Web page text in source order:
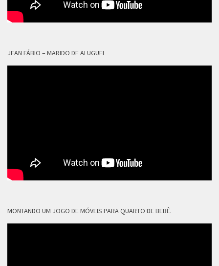
JEAN FÁBIO – MARIDO DE ALUGUEL
MONTANDO UM JOGO DE MÓVEIS PARA QUARTO DE BEBÊ.